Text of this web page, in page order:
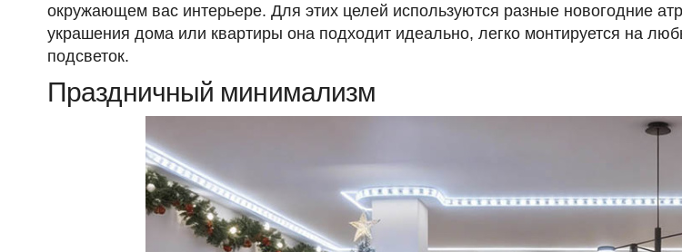
окружающем вас интерьере. Для этих целей используются разные новогодние
украшения дома или квартиры она подходит идеально, легко монтируется на
подсветок.
Праздничный минимализм